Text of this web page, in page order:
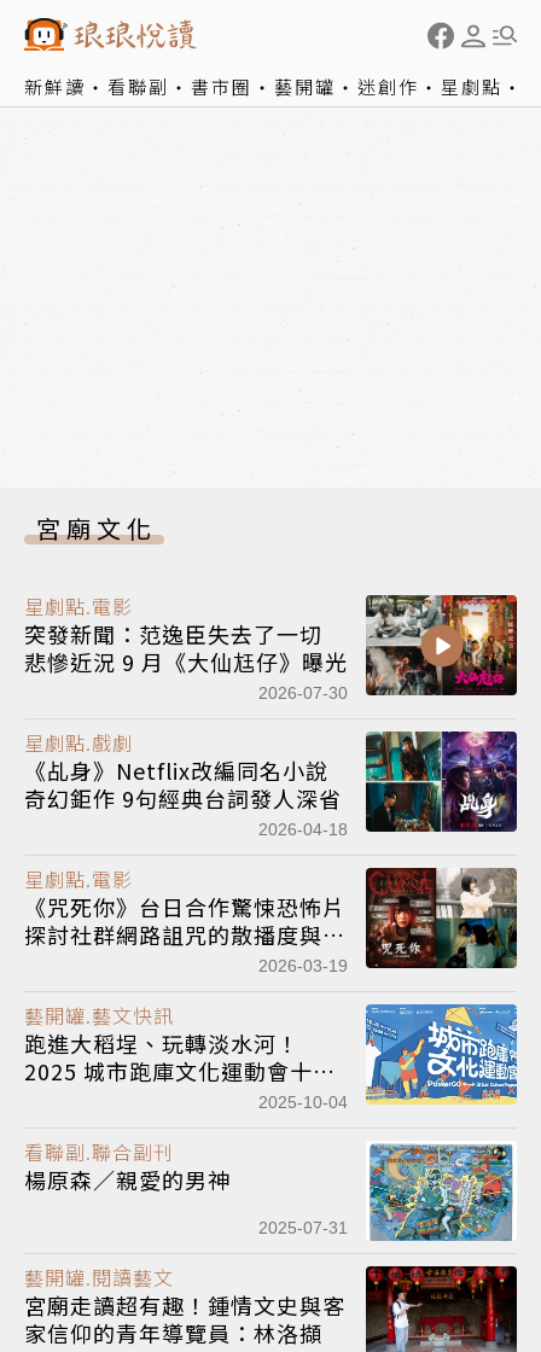
新鮮讀 看聯副 書市圈 藝開罐 迷創作 星劇點
宮廟文化
星劇點.電影
突發新聞：范逸臣失去了一切
悲慘近況 9 月《大仙尪仔》曝光
2026-07-30
星劇點.戲劇
《乩身》Netflix改編同名小說
奇幻鉅作 9句經典台詞發人深省
2026-04-18
星劇點.電影
《咒死你》台日合作驚悚恐怖片
探討社群網路詛咒的散播度與渲
2026-03-19
藝開罐.藝文快訊
跑進大稻埕、玩轉淡水河！
2025 城市跑庫文化運動會十月
2025-10-04
看聯副.聯合副刊
楊原森／親愛的男神
2025-07-31
藝開罐.閱讀藝文
宮廟走讀超有趣！鍾情文史與客
家信仰的青年導覽員：林洛擷